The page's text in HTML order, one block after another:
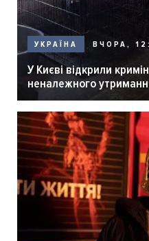
УКРАЇНА ВЧОРА,
У Києві відкрили
неналежного
розпліднику